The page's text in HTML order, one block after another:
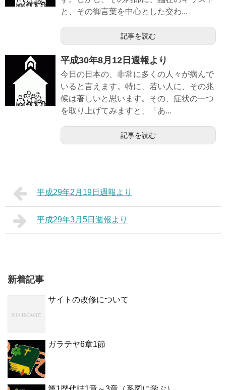
と、その御言葉を中心とした交わ...
記事を読む
平成30年8月12日週報より
今日の日本の、非常に多くの人々が病んで
いると言えます。特に、若い人に、その兆
候は著しいと思います。その、症状の一つ
を取り上げてみますと、「あ...
記事を読む
平成29年2月19日週報より
平成29年3月5日週報より
新着記事
サイトの改修について
ガラテヤ6章1節